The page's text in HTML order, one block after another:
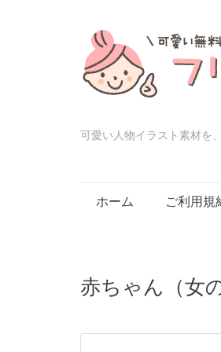
可愛い人物イラスト素材を
Skip
ホーム ご利用規
赤ちゃん（女